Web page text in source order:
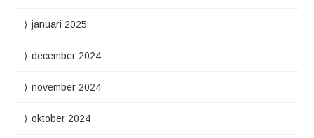
januari 2025
december 2024
november 2024
oktober 2024